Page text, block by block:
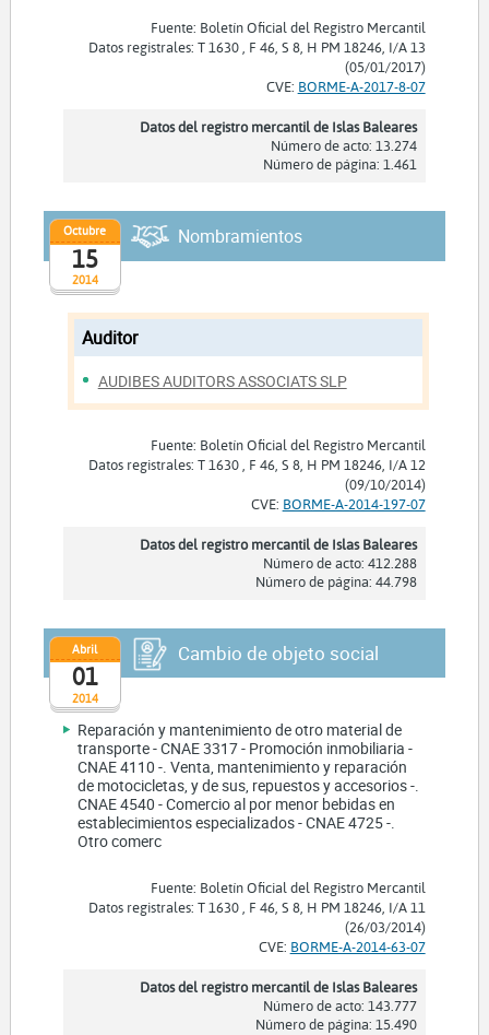
Fuente: Boletín Oficial del Registro Mercantil
Datos registrales: T 1630 , F 46, S 8, H PM 18246, I/A 13
(05/01/2017)
CVE: BORME-A-2017-8-07
Datos del registro mercantil de Islas Baleares
Número de acto: 13.274
Número de página: 1.461
2014
Octubre
15
Nombramientos
Auditor
AUDIBES AUDITORS ASSOCIATS SLP
Fuente: Boletín Oficial del Registro Mercantil
Datos registrales: T 1630 , F 46, S 8, H PM 18246, I/A 12
(09/10/2014)
CVE: BORME-A-2014-197-07
Datos del registro mercantil de Islas Baleares
Número de acto: 412.288
Número de página: 44.798
2014
Abril
01
Cambio de objeto social
Reparación y mantenimiento de otro material de
transporte - CNAE 3317 - Promoción inmobiliaria -
CNAE 4110 -. Venta, mantenimiento y reparación
de motocicletas, y de sus, repuestos y accesorios -.
CNAE 4540 - Comercio al por menor bebidas en
establecimientos especializados - CNAE 4725 -.
Otro comerc
Fuente: Boletín Oficial del Registro Mercantil
Datos registrales: T 1630 , F 46, S 8, H PM 18246, I/A 11
(26/03/2014)
CVE: BORME-A-2014-63-07
Datos del registro mercantil de Islas Baleares
Número de acto: 143.777
Número de página: 15.490